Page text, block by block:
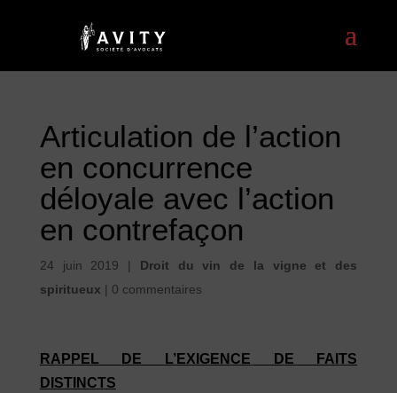
Articulation de l’action
en concurrence
déloyale avec l’action
en contrefaçon
24 juin 2019 | Droit du vin de la vigne et des
spiritueux | 0 commentaires
RAPPEL DE L’EXIGENCE DE FAITS
DISTINCTS